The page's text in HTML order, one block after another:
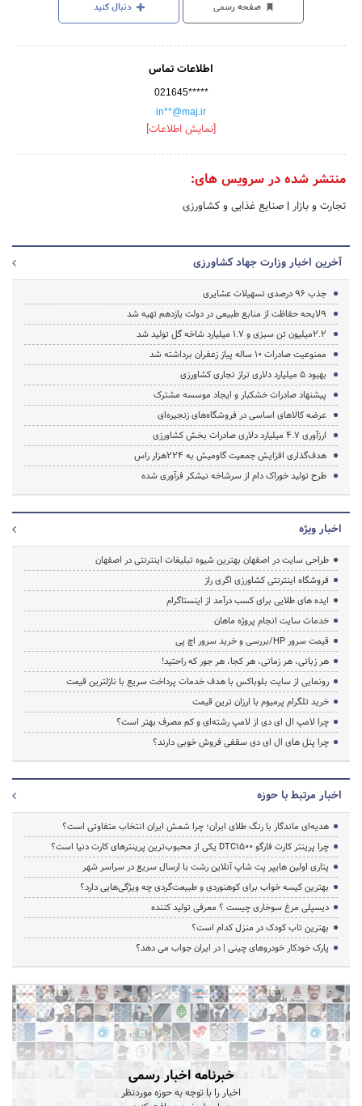
صفحه رسمی دنبال کنید
اطلاعات تماس
021645*****
in**@maj.ir
[نمایش اطلاعات]
منتشر شده در سرویس های:
تجارت و بازار | صنایع غذایی و کشاورزی
آخرین اخبار وزارت جهاد کشاورزی
جذب 96 درصدی تسهیلات عشایری
9لایحه حفاظت از منابع طبیعی در دولت یازدهم تهیه شد
2.2میلیون تن سبزی و 1.7 میلیارد شاخه گل تولید شد
ممنوعیت صادرات ۱۰ ساله پیاز زعفران برداشته شد
بهبود 5 میلیارد دلاری تراز تجاری کشاورزی
پیشنهاد صادرات خشکبار و ایجاد موسسه مشترک
عرضه کالاهای‌ اساسی در فروشگاه‌های زنجیره‌ای
ارزآوری 4.7 میلیارد دلاری صادرات بخش کشاورزی
هدف‌گذاری افزایش جمعیت گاومیش به 224هزار راس
طرح تولید خوراک دام از سرشاخه نیشکر فرآوری شده
اخبار ویژه
طراحی سایت در اصفهان بهترین شیوه تبلیغات اینترنتی در اصفهان
فروشگاه اینترنتی کشاورزی اگری راز
ایده های طلایی برای کسب درآمد از اینستاگرام
خدمات سایت انجام پروژه ماهان
قیمت سرور HP/بررسی و خرید سرور اچ پی
هر زبانی، هر زمانی، هر کجا، هر جور که راحتید!
رونمایی از سایت بلوباکس با هدف خدمات پرداخت سریع با نازلترین قیمت
خرید تلگرام پرمیوم با ارزان ترین قیمت
چرا لامپ ال ای دی از لامپ رشته‌ای و کم مصرف بهتر است؟
چرا پنل های ال ای دی سقفی فروش خوبی دارند؟
اخبار مرتبط با حوزه
هدیه‌ای ماندگار با رنگ طلای ایران؛ چرا شمش ایران انتخاب متفاوتی است؟
چرا پرینتر کارت فارگو DTC1500 یکی از محبوب‌ترین پرینترهای کارت دنیا است؟
پتاری اولین هایپر پت شاپ آنلاین رشت با ارسال سریع در سراسر شهر
بهترین کیسه خواب برای کوهنوردی و طبیعت‌گردی چه ویژگی‌هایی دارد؟
دیسپلی مرغ سوخاری چیست ؟ معرفی تولید کننده
بهترین تاب کودک در منزل کدام است؟
پارک خودکار خودروهای چینی | در ایران جواب می دهد؟
خبرنامه اخبار رسمی
اخبار را با توجه به حوزه موردنظر